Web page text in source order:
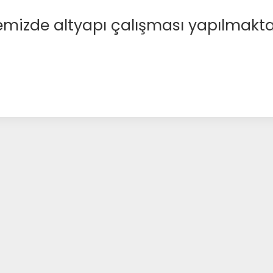
altyapı çalışması